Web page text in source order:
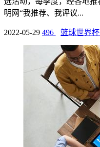
明网“我推荐、我评议...
2022-05-29 496 篮球世界